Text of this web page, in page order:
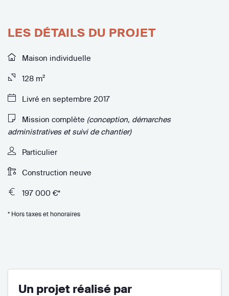
LES DÉTAILS DU PROJET
Maison individuelle
128 m²
Livré en septembre 2017
Mission complète (conception, démarches
administratives et suivi de chantier)
Particulier
Construction neuve
197 000 €*
* Hors taxes et honoraires
Un projet réalisé par